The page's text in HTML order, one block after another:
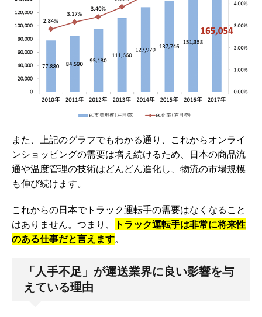
また、上記のグラフでもわかる通り、これからオンライ
ンショッピングの需要は増え続けるため、日本の商品流
通や温度管理の技術はどんどん進化し、物流の市場規模
も伸び続けます。
これからの日本でトラック運転手の需要はなくなること
はありません。つまり、
トラック運転手は非常に将来性
のある仕事だと言えます。
「人手不足」が運送業界に良い影響を与
えている理由